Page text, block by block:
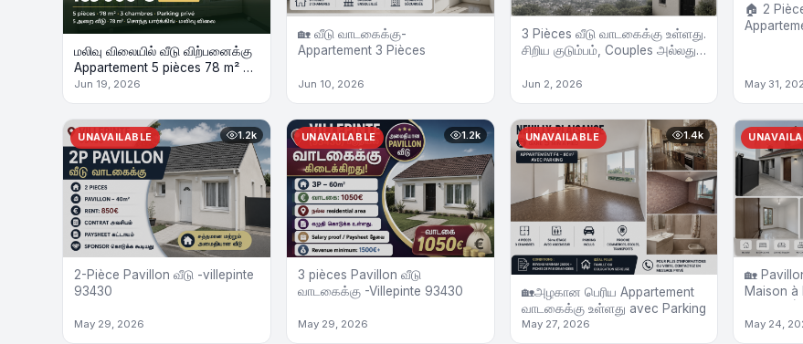
மலிவு விலையில் வீடு விற்பனைக்கு
Appartement 5 pièces 78 m² +
Parking
Jun 19, 2026
🏡 வீடு வாடகைக்கு-
Appartement 3 Pièces
Jun 10, 2026
3 Pièces வீடு வாடகைக்கு உள்ளது.
சிறிய குடும்பம், Couples அல்லது
Jun 2, 2026
🏠 2
May 31,
UNAVAILABLE 1.2k
2-Pièce Pavillon வீடு -villepinte
93430
May 29, 2026
UNAVAILABLE 1.2k
3 pièces Pavillon வீடு
வாடகைக்கு -Villepinte 93430
May 29, 2026
UNAVAILABLE 1.4k
🏡அழகான பெரிய Appartement
வாடகைக்கு உள்ளது avec Parking
May 27, 2026
🏡
Maison à
May 24,